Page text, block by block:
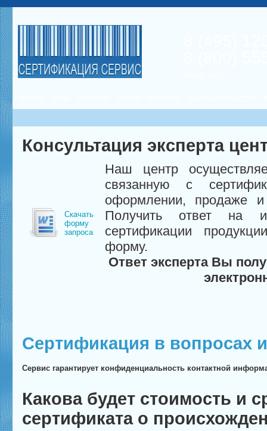
Консультация эксперта
Скачать
форму
запроса
Наш центр
связанную с
оформлении, продаже и
Получить ответ на
сертификации
форму.
Ответ эксперта Вы
Сертификация в вопросах
Сервис гарантирует конфиденциальность контактной
Какова будет стоимость и
сертификата о